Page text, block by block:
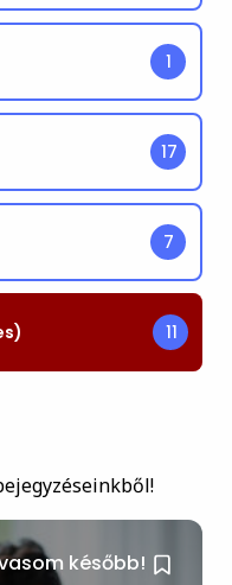
1
17
7
11
később!